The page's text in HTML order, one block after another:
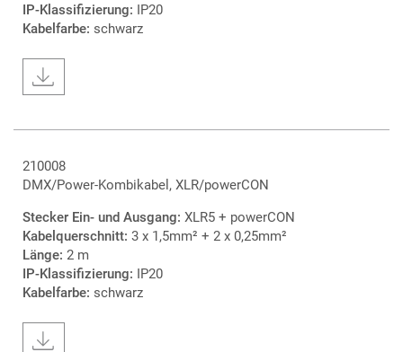
IP-Klassifizierung: IP20
Kabelfarbe: schwarz
210008
DMX/Power-Kombikabel, XLR/powerCON
Stecker Ein- und Ausgang: XLR5 + powerCON
Kabelquerschnitt: 3 x 1,5mm² + 2 x 0,25mm²
Länge: 2 m
IP-Klassifizierung: IP20
Kabelfarbe: schwarz